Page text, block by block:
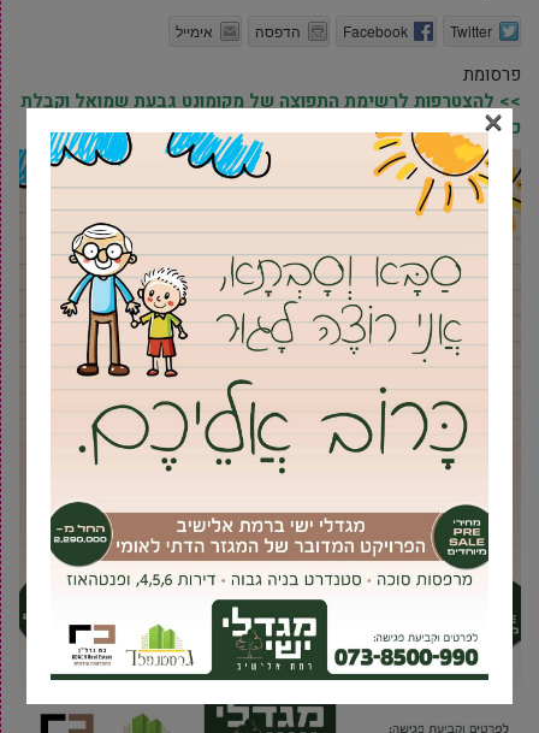
Twitter
Facebook הדפסה אימייל
פרסומת
>> להצטרפות לרשימת התפוצה של מקומונט גבעת שמואל וקבלת
כל העדכונים ראשונים בווטסאפ, לחץ/י כאן <<
×